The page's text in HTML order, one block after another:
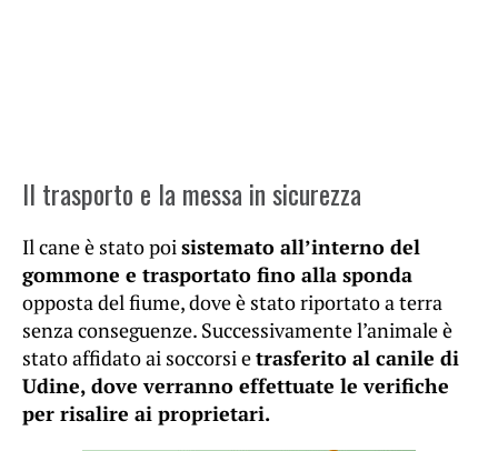
Il trasporto e la messa in sicurezza
Il cane è stato poisistemato all’interno del
gommone e trasportato fino alla sponda
opposta del fiume, dove è stato riportato a terra
senza conseguenze. Successivamente l’animale è
stato affidato ai soccorsi etrasferito al canile di
Udine, dove verranno effettuate le verifiche
per risalire ai proprietari.